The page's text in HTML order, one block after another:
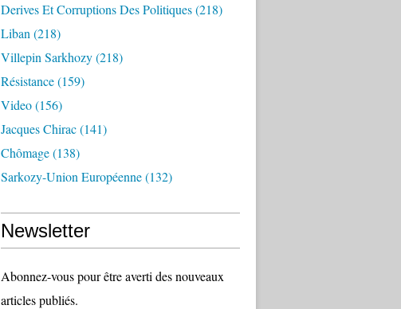
Derives Et Corruptions Des Politiques(218)
Liban (218)
Villepin Sarkhozy(218)
Résistance(159)
Video(156)
Jacques Chirac(141)
Chômage(138)
Sarkozy-Union Européenne(132)
Newsletter
Abonnez-vous pour être averti des nouveaux
articles publiés.